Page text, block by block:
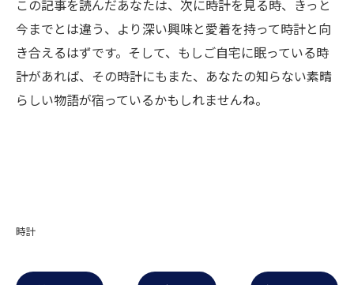
この記事を読んだあなたは、次に時計を見る時、きっと
今までとは違う、より深い興味と愛着を持って時計と向
き合えるはずです。そして、もしご自宅に眠っている時
計があれば、その時計にもまた、あなたの知らない素晴
らしい物語が宿っているかもしれませんね。
時計